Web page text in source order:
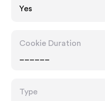
Yes
Cookie Duration
Type